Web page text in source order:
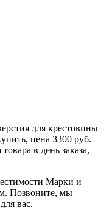
для крестовины
цена 3300 руб.
в день заказа,
Марки и
Позвоните, мы
вас.